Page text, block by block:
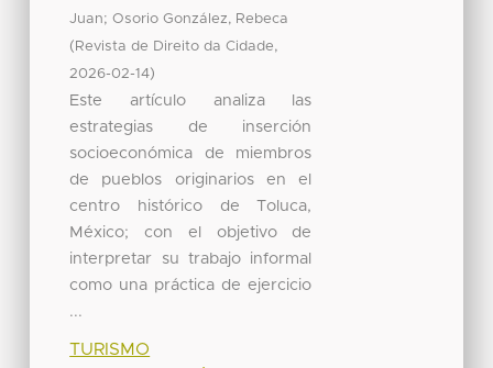
Juan;Osorio González, Rebeca
( Revista de Direito da Cidade,
2026-02-14)
Este artículo analiza las
estrategias de inserción
socioeconómica de miembros
de pueblos originarios en el
centro histórico de Toluca,
México; con el objetivo de
interpretar su trabajo informal
como una práctica de ejercicio
...
TURISMO